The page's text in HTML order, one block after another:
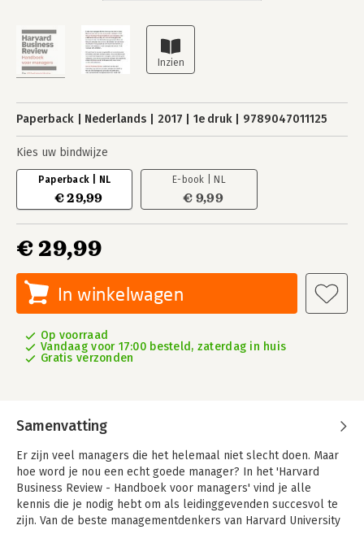
Paperback Nederlands 2017 1e druk 9789047011125
Kies uw bindwijze
Paperback | NL
€ 29,99
E-book | NL
€ 9,99
€ 29,99
In winkelwagen
Op voorraad
Vandaag voor 17:00 besteld, zaterdag in huis
Gratis verzonden
Samenvatting
Er zijn veel managers die het helemaal niet slecht doen. Maar
hoe word je nou een echt goede manager? In het 'Harvard
Business Review - Handboek voor managers' vind je alle
kennis die je nodig hebt om als leidinggevenden succesvol te
zijn. Van de beste managementdenkers van Harvard University